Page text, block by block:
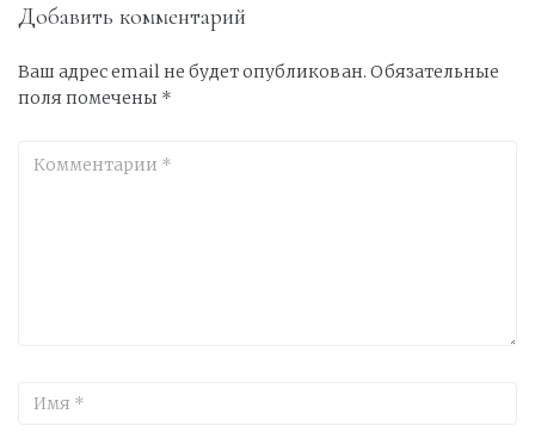
Добавить комментарий
Ваш адрес email не будет опубликован. Обязательные
поля помечены *